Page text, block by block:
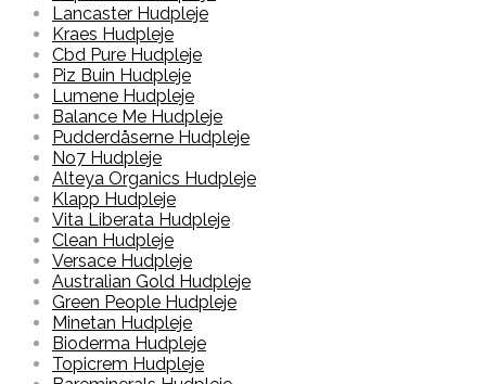
Lancaster Hudpleje
Kraes Hudpleje
Cbd Pure Hudpleje
Piz Buin Hudpleje
Lumene Hudpleje
Balance Me Hudpleje
Pudderdåserne Hudpleje
No7 Hudpleje
Alteya Organics Hudpleje
Klapp Hudpleje
Vita Liberata Hudpleje
Clean Hudpleje
Versace Hudpleje
Australian Gold Hudpleje
Green People Hudpleje
Minetan Hudpleje
Bioderma Hudpleje
Topicrem Hudpleje